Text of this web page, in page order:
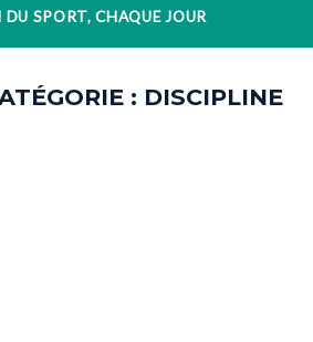
SPORT, CHAQUE JOUR
DISCIPLINE